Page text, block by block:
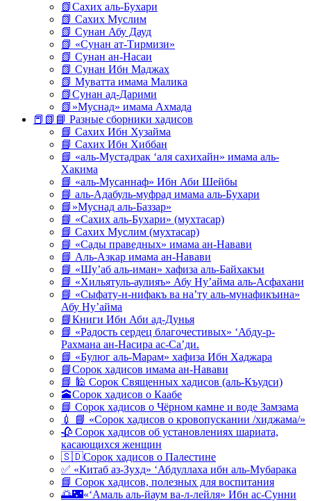
📗Сахих аль-Бухари
📗 Сахих Муслим
📗 Сунан Абу Дауд
📗 «Сунан ат-Тирмизи»
📗 Сунан ан-Насаи
📗 Сунан Ибн Маджах
📗 Муватта имама Малика
📗Сунан ад-Дарими
📗»Муснад» имама Ахмада
📕📗📘 Разные сборники хадисов
📘 Сахих Ибн Хузайма
📘 Сахих Ибн Хиббан
📘 «аль-Мустадрак ‘аля сахихайн» имама аль-
Хакима
📘 «аль-Мусаннаф» Ибн Аби Шейбы
📘 аль-Адабуль-муфрад имама аль-Бухари
📘»Муснад аль-Баззар»
📘 «Сахих аль-Бухари» (мухтасар)
📘 Сахих Муслим (мухтасар)
📘 «Сады праведных» имама ан-Навави
📘 Аль-Азкар имама ан-Навави
📘 «Шу’аб аль-иман» хафиза аль-Байхакъи
📘 «Хильятуль-аулияъ» Абу Ну’айма аль-Асфахани
📘 «Сыфату-н-нифакъ ва на’ту аль-мунафикъина»
Абу Ну’айма
📘Книги Ибн Аби ад-Дунья
📘 «Радость сердец благочестивых» ‘Абду-р-
Рахмана ан-Насира ас-Са’ди.
📘 «Булюг аль-Марам» хафиза Ибн Хаджара
📘Сорок хадисов имама ан-Навави
📘 🕌 Сорок Священных хадисов (аль-Къудси)
🕋Сорок хадисов о Каабе
📘 Сорок хадисов о Чёрном камне и воде Замзама
💉 📘 «Сорок хадисов о кровопускании /хиджама/»
🥀 Сорок хадисов об установлениях шариата,
касающихся женщин
🇸🇩Сорок хадисов о Палестине
✅ «Китаб аз-Зухд» ‘Абдуллаха ибн аль-Мубарака
📘 Сорок хадисов, полезных для воспитания
🌅🌃«‘Амаль аль-йаум ва-л-лейля» Ибн ас-Сунни